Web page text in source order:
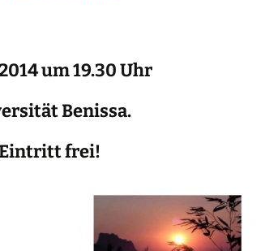
um 19.30 Uhr
Benissa.
Eintritt frei!